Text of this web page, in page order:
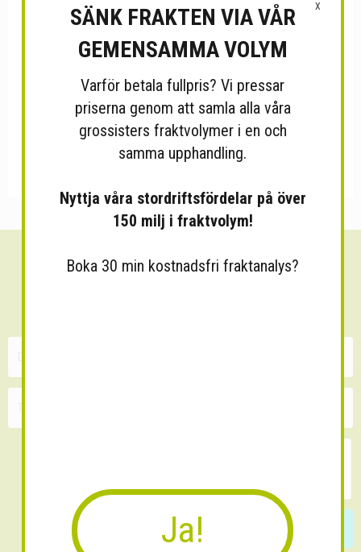
Sänk dina fraktkostnader!
X
SÄNK FRAKTEN VIA VÅR
GEMENSAMMA VOLYM
Varför betala fullpris? Vi pressar
priserna genom att samla alla våra
grossisters fraktvolymer i en och
samma upphandling.
Nyttja våra stordriftsfördelar på över
150 milj i fraktvolym!
Boka 30 min kostnadsfri fraktanalys?
Ja!